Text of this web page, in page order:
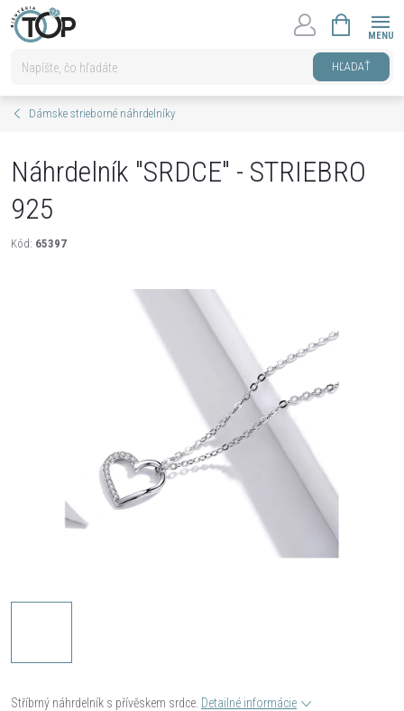
Prejsť
na
HĽADAŤ
KOŠÍK
Dámske strieborné náhrdelníky
Náhrdelník "SRDCE" - STRIEBRO
925
Kód: 65397
Stříbrný náhrdelník s přívěskem srdce. Detailné informácie